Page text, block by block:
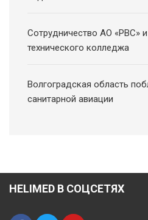
Сотрудничество АО «РВС»
технического колледжа
Волгоградская область
санитарной авиации
HELIMED В СОЦСЕТЯХ